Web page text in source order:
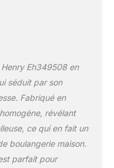
Emile Henry
Eh349508 en
séduit par son
Fabriqué en
révélant
ce qui en fait un
boulangerie maison.
parfait pour